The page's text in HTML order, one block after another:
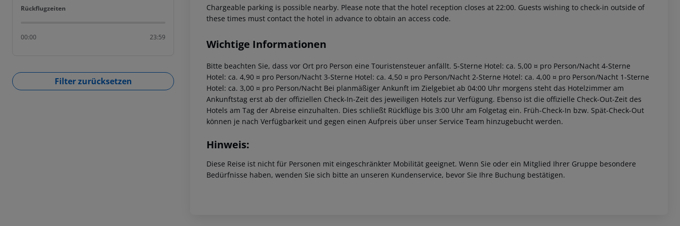
Rückflugzeiten
Rückflugzeiten
00:00 23:59
Filter zurücksetzen
Chargeable parking is possible nearby. Please note that the hotel reception closes at 22:00. Guests wishing to check-in outside of
these times must contact the hotel in advance to obtain an access code.
Wichtige Informationen
Bitte beachten Sie, dass vor Ort pro Person eine Touristensteuer anfällt. 5-Sterne Hotel: ca. 5,00 ¤ pro Person/Nacht 4-Sterne
Hotel: ca. 4,90 ¤ pro Person/Nacht 3-Sterne Hotel: ca. 4,50 ¤ pro Person/Nacht 2-Sterne Hotel: ca. 4,00 ¤ pro Person/Nacht 1-Sterne
Hotel: ca. 3,00 ¤ pro Person/Nacht Bei planmäßiger Ankunft im Zielgebiet ab 04:00 Uhr morgens steht das Hotelzimmer am
Ankunftstag erst ab der offiziellen Check-In-Zeit des jeweiligen Hotels zur Verfügung. Ebenso ist die offizielle Check-Out-Zeit des
Hotels am Tag der Abreise einzuhalten. Dies schließt Rückflüge bis 3:00 Uhr am Folgetag ein. Früh-Check-In bzw. Spät-Check-Out
können je nach Verfügbarkeit und gegen einen Aufpreis über unser Service Team hinzugebucht werden.
Hinweis:
Diese Reise ist nicht für Personen mit eingeschränkter Mobilität geeignet. Wenn Sie oder ein Mitglied Ihrer Gruppe besondere
Bedürfnisse haben, wenden Sie sich bitte an unseren Kundenservice, bevor Sie Ihre Buchung bestätigen.